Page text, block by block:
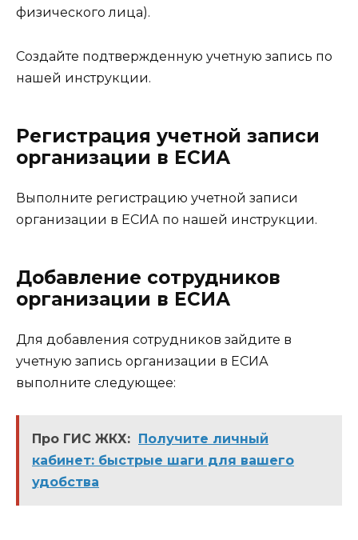
физического лица).
Создайте подтвержденную учетную запись по
нашей инструкции.
Регистрация учетной записи
организации в ЕСИА
Выполните регистрацию учетной записи
организации в ЕСИА по нашей инструкции.
Добавление сотрудников
организации в ЕСИА
Для добавления сотрудников зайдите в
учетную запись организации в ЕСИА
выполните следующее:
Про ГИС ЖКХ: Получите личный
кабинет: быстрые шаги для вашего
удобства